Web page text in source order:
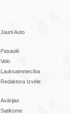
Jauni Auto
Pasaulē
Velo
Lauksaimniecība
Redaktora Izvēle
Avārijas
Satiksme